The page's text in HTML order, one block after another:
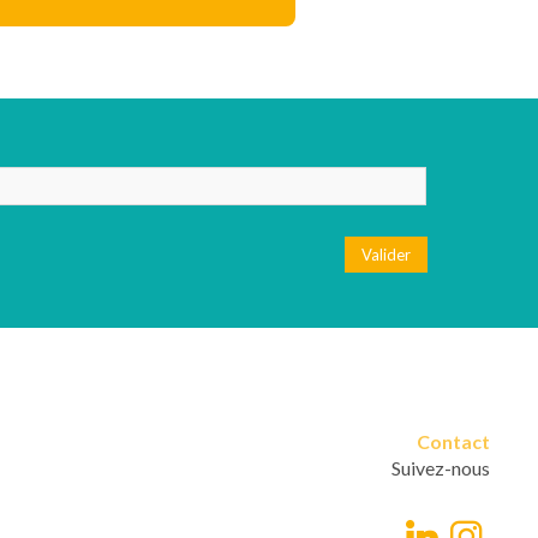
Valider
Contact
Suivez-nous